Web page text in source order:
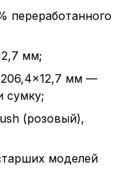
переработанного
мм;
мм —
сумку;
(розовый),
моделей